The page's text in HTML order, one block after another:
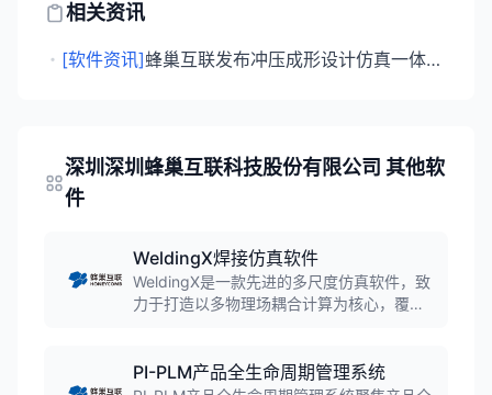
相关资讯
・ [软件资讯] 蜂巢互联发布冲压成形设计仿真一体化软件X-Forming V3.0
深圳深圳蜂巢互联科技股份有限公司 其他软
件
WeldingX焊接仿真软件
WeldingX是一款先进的多尺度仿真软件，致
力于打造以多物理场耦合计算为核心，覆盖
品质量，降本增效。业务覆盖电子、汽车、
船舶、装备制造、家电以及机械工程等多个
PI-PLM产品全生命周期管理系统